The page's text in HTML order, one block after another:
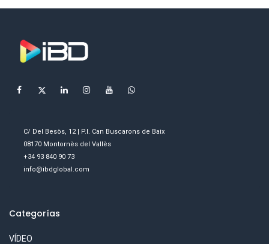
C/ Del Besòs, 12 | P.I. Can Buscarons de Baix
08170 Montornès del Vallès
+34 93 840 90 73
info@ibdglobal.com
Categorías
VÍDEO